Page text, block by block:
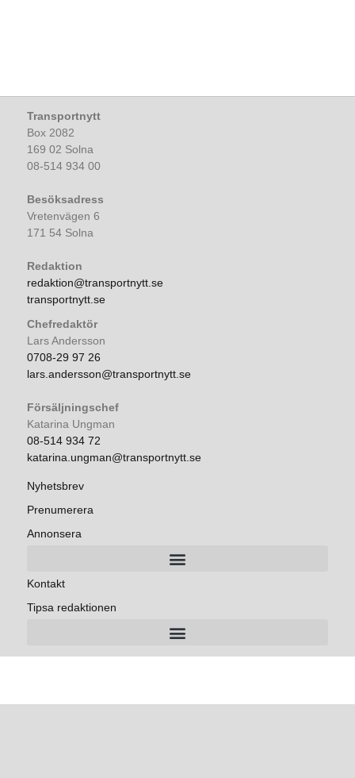
Transportnytt
Box 2082
169 02 Solna
08-514 934 00
Besöksadress
Vretenvägen 6
171 54 Solna
Redaktion
redaktion@transportnytt.se
transportnytt.se
Chefredaktör
Lars Andersson
0708-29 97 26
lars.andersson@transportnytt.se
Försäljningschef
Katarina Ungman
08-514 934 72
katarina.ungman@transportnytt.se
Nyhetsbrev
Prenumerera
Annonsera
Kontakt
Tipsa redaktionen